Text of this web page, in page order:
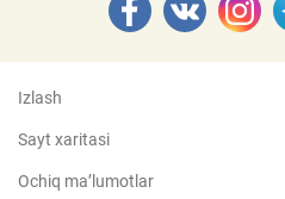
Izlash
Sayt xaritasi
Ochiq ma’lumotlar